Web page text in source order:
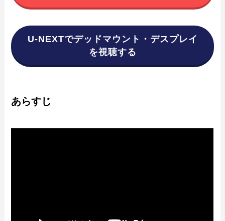
U-NEXTでデッドマウント・デスプレイ
を視聴する
あらすじ